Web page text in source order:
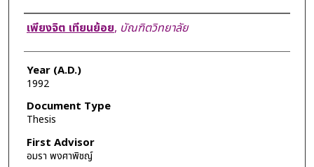
Author
เพียงจิต เทียนย้อย, บัณฑิตวิทยาลัย
Year (A.D.)
1992
Document Type
Thesis
First Advisor
อมรา พงศาพิชญ์